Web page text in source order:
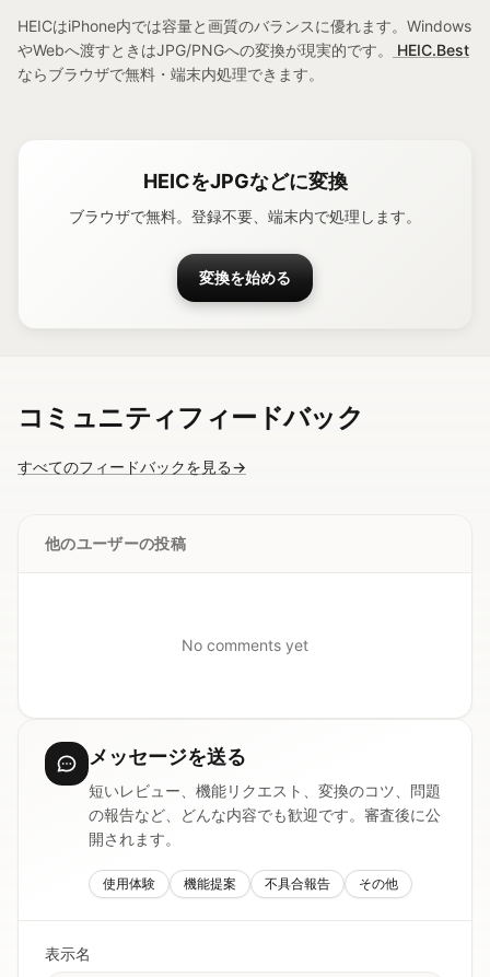
HEICはiPhone内では容量と画質のバランスに優れます。Windows
やWebへ渡すときはJPG/PNGへの変換が現実的です。
HEIC.Best
ならブラウザで無料・端末内処理できます。
HEICをJPGなどに変換
ブラウザで無料。登録不要、端末内で処理します。
変換を始める
コミュニティフィードバック
すべてのフィードバックを見る→
他のユーザーの投稿
No comments yet
メッセージを送る
短いレビュー、機能リクエスト、変換のコツ、問題
の報告など、どんな内容でも歓迎です。審査後に公
開されます。
使用体験 機能提案 不具合報告 その他
表示名